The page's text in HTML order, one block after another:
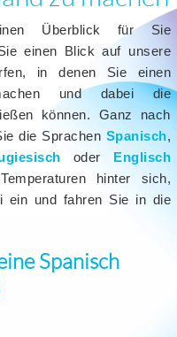
Überblick für Sie
einen Blick auf unsere
in denen Sie einen
und dabei die
können. Ganz nach
die Sprachen Spanisch,
oder Englisch
hinter sich,
ein und fahren Sie in die
Spanisch